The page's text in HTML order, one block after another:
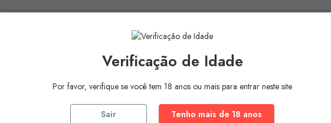
Verificação de Idade
Por favor, verifique se você tem 18 anos ou mais para entrar neste site
Sair Tenho mais de 18 anos